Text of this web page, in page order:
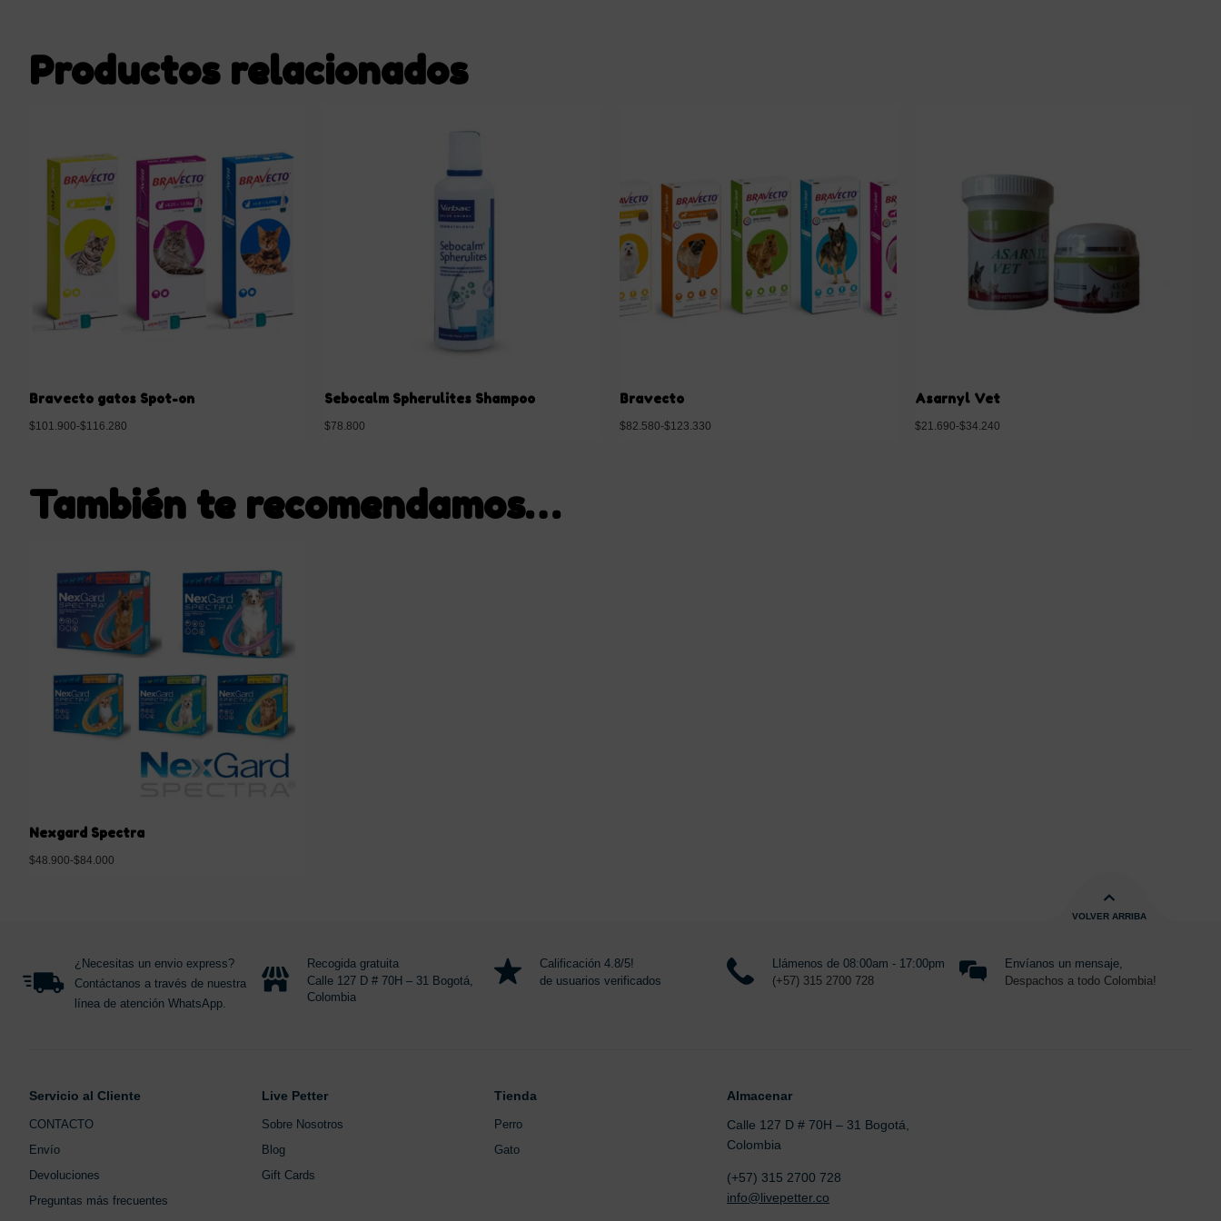
Productos relacionados
Bravecto gatos Spot-on
$101.900-$116.280
Seleccionar opciones
Sebocalm Spherulites Shampoo
$78.800
Añadir al carrito
Bravecto
$82.580-$123.330
Asarnyl Vet
$21.690-$34.240
También te recomendamos…
Nexgard Spectra
$48.900-$84.000
VOLVER ARRIBA
¿Necesitas un envio express?
Contáctanos a través de nuestra
línea de atención WhatsApp.
Recogida gratuita
Calle 127 D # 70H – 31 Bogotá,
Colombia
Calificación 4.8/5!
de usuarios verificados
Llámenos de 08:00am - 17:00pm
(+57) 315 2700 728
Envíanos un mensaje,
Despachos a todo Colombia!
Servicio al Cliente
CONTACTO
Envío
Devoluciones
Preguntas más frecuentes
Live Petter
Sobre Nosotros
Blog
Gift Cards
Tienda
Perro
Gato
Almacenar
Calle 127 D # 70H – 31 Bogotá,
Colombia
(+57) 315 2700 728
info@livepetter.co